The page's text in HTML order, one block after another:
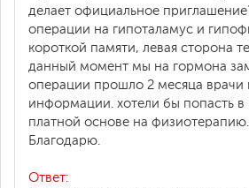
делает официальное
операции на гипоталамус и
короткой памяти, левая сторона
данный момент мы на гормона
операции прошло 2 месяца врачи
информации. хотели бы попасть в
платной основе на
Благодарю.
Ответ: